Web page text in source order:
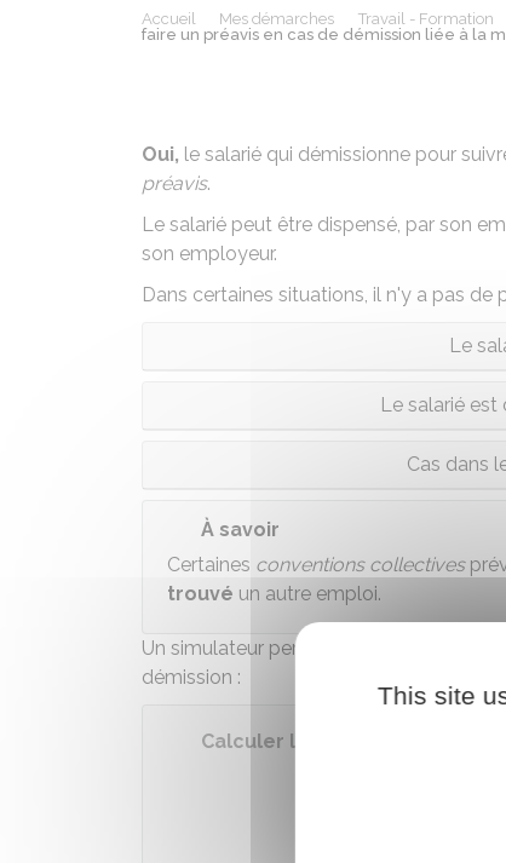
Accueil Mes démarches Travail - Formation
faire un préavis en cas de démission liée à la
Oui, le salarié qui démissionne pour
préavis.
Le salarié peut être dispensé, par son
son employeur.
Dans certaines situations, il n'y a pas de
Le
Le salarié est
Cas dans
À savoir
Certaines conventions collectives
trouvé un autre emploi.
Un simulateur permet de calculer la
démission :
Calculer la durée du préavis
This site